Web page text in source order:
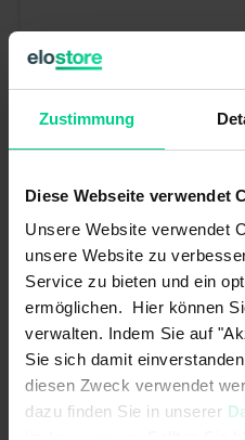
Zustimmung
Diese Webseite verwendet
Unsere Website verwendet
unsere Website zu
Service zu bieten und ein
ermöglichen. Hier können
verwalten. Indem Sie auf
Sie sich damit
diesen Zweck verwendet
dazu finden Sie in unserer
Hallsens. 4.5-24 VDC NPN 1 m cab.
N° produit : 122611
Disponible (26 pcs.), délai de